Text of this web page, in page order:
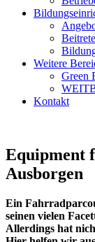
Weitere
Green
Kontakt
Equipment
Ausborgen
Ein
seinen vielen
Allerdings hat